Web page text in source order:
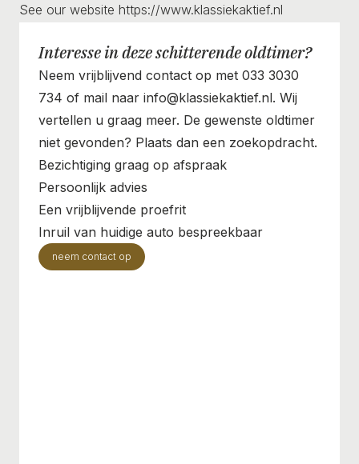
See our website https://www.klassiekaktief.nl
Interesse in deze schitterende oldtimer?
Neem vrijblijvend contact op met 033 3030
734 of mail naar info@klassiekaktief.nl. Wij
vertellen u graag meer. De gewenste oldtimer
niet gevonden? Plaats dan een zoekopdracht.
Bezichtiging graag op afspraak
Persoonlijk advies
Een vrijblijvende proefrit
Inruil van huidige auto bespreekbaar
neem contact op